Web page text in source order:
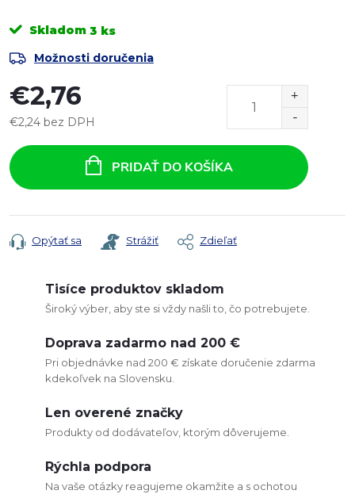
Skladom 3 ks
Možnosti doručenia
€2,76
€2,24 bez DPH
cena:
PRIDAŤ DO KOŠÍKA
Opýtať sa Strážiť Zdieľať
Tisíce produktov skladom
Široký výber, aby ste si vždy našli to, čo potrebujete.
Doprava zadarmo nad 200 €
Pri objednávke nad 200 € získate doručenie zdarma
kdekoľvek na Slovensku.
Len overené značky
Produkty od dodávateľov, ktorým dôverujeme.
Rýchla podpora
Na vaše otázky reagujeme okamžite a s ochotou